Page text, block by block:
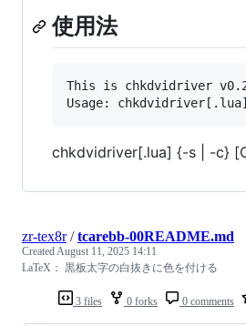
使用法
This is chkdvidriver
chkdvidriver[.lua] {-s | -c}
3 files 0 forks 0 comments
zr-tex8r/tcarebb-00README.md
Created August 11, 2025 14:11
LaTeX： 黒板太字の白抜きに色を付ける